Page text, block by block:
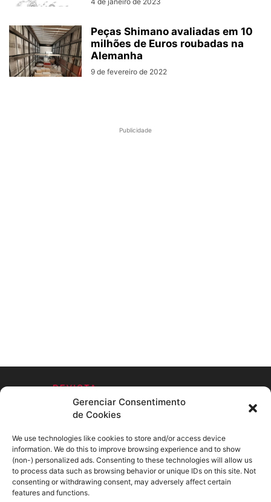
Peças Shimano avaliadas em 10
milhões de Euros roubadas na
Alemanha
9 de fevereiro de 2022
Publicidade
SOBRE NÓS
Gerenciar Consentimento
de Cookies
We use technologies like cookies to store and/or access device
information. We do this to improve browsing experience and to show
(non-) personalized ads. Consenting to these technologies will allow us
to process data such as browsing behavior or unique IDs on this site. Not
consenting or withdrawing consent, may adversely affect certain
features and functions.